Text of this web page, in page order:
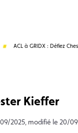
ACL à GRIDX : Défiez
Kieffer
2025, modifié le 20/